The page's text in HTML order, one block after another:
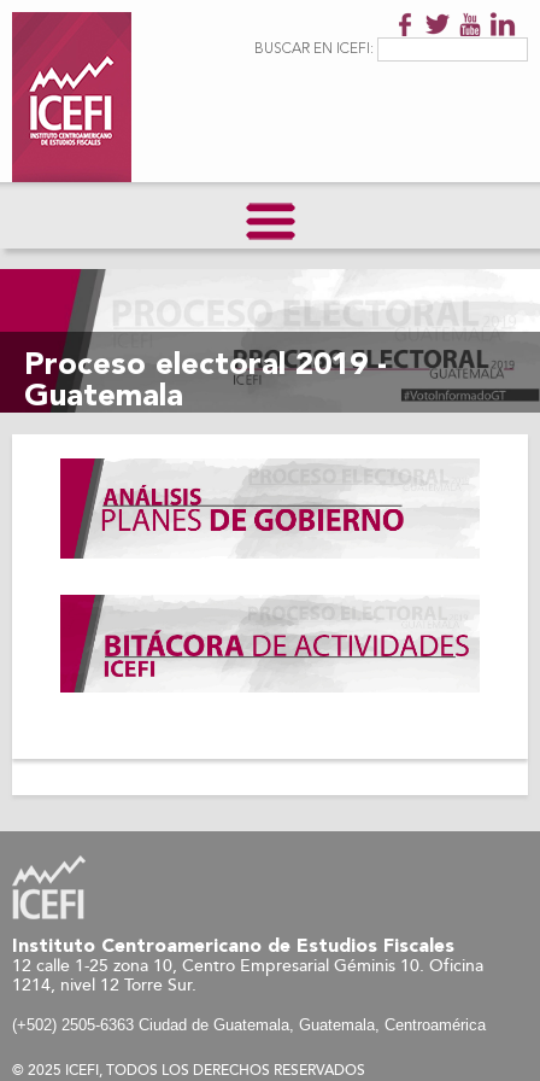
principalFormulario de
BUSCAR EN ICEFI:
Proceso electoral 2019 -
Guatemala
Instituto Centroamericano de Estudios Fiscales
12 calle 1-25 zona 10, Centro Empresarial Géminis 10. Oficina
1214, nivel 12 Torre Sur.
(+502) 2505-6363 Ciudad de Guatemala, Guatemala, Centroamérica
© 2025 ICEFI, TODOS LOS DERECHOS RESERVADOS